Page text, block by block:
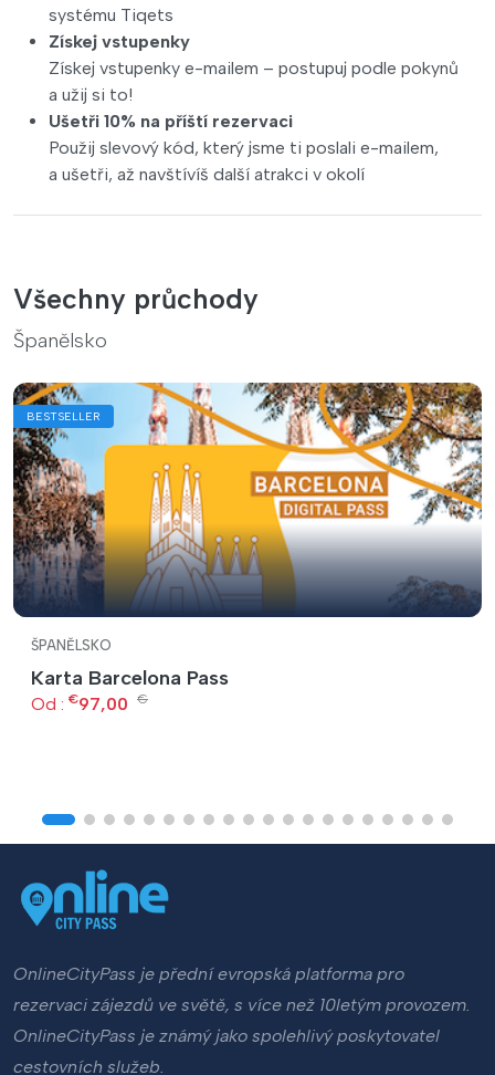
systému Tiqets
Získej vstupenky
Získej vstupenky e-mailem – postupuj podle pokynů
a užij si to!
Ušetři 10% na příští rezervaci
Použij slevový kód, který jsme ti poslali e-mailem,
a ušetři, až navštívíš další atrakci v okolí
Všechny průchody
Španělsko
BESTSELLER
ŠPANĚLSKO
Karta Barcelona Pass
Od : €97,00 €
OnlineCityPass je přední evropská platforma pro
rezervaci zájezdů ve světě, s více než 10letým provozem.
OnlineCityPass je známý jako spolehlivý poskytovatel
cestovních služeb.